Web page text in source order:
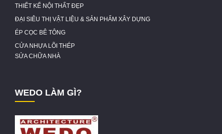
THIẾT KẾ NỘI THẤT ĐẸP
ĐẠI SIÊU THỊ VẬT LIỆU & SẢN PHẨM XÂY DỰNG
ÉP CỌC BÊ TÔNG
CỬA NHỰA LÕI THÉP
SỬA CHỮA NHÀ
WEDO LÀM GÌ?